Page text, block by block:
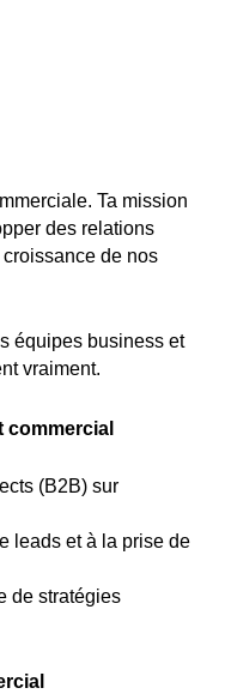
Ta mission
des relations
de nos
équipes business et
vraiment.
commercial
(B2B) sur
leads et à la prise de
de stratégies